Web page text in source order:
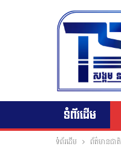
ទំព័រដើម
ទំព័រដើម ព័ត៌មានជាតិ